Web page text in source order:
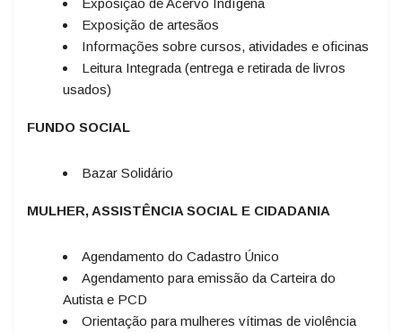
Exposição de Acervo Indígena
Exposição de artesãos
Informações sobre cursos, atividades e oficinas
Leitura Integrada (entrega e retirada de livros
usados)
FUNDO SOCIAL
Bazar Solidário
MULHER, ASSISTÊNCIA SOCIAL E CIDADANIA
Agendamento do Cadastro Único
Agendamento para emissão da Carteira do
Autista e PCD
Orientação para mulheres vítimas de violência